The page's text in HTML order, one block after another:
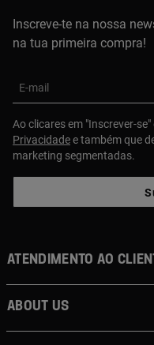
Inscreve-te na nossa
na tua primeira compra!
E-mail
Ao clicares em "Inscrever-
Privacidadee também que
marketing segmentadas.
Atendimento ao
About us